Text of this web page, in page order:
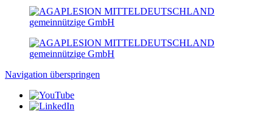
Navigation überspringen